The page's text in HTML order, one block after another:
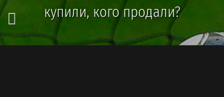
купили, кого продали?